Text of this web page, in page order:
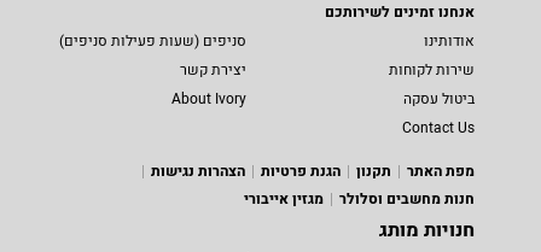
אנחנו זמינים לשירותכם
אודותינו
סניפים (שעות פעילות סניפים)
שירות לקוחות
יצירת קשר
ביטול עסקה
About Ivory
Contact Us
מפת האתר
תקנון הגנת פרטיות
הצהרות נגישות
חנות מחשבים וסלולר
מגזין אייבורי
חנויות מותג